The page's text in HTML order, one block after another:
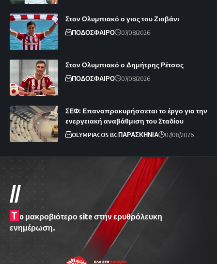
Στον Ολυμπιακό ο γιος του Ζιοβάνι
ΠΟΔΟΣΦΑΙΡΟ 07/08/2026
Στον Ολυμπιακό ο Δημήτρης Ρέτσος
ΠΟΔΟΣΦΑΙΡΟ 07/08/2026
ΣΕΦ: Επαναπροκυρήσσεται το έργο για την
ενεργειακή αναβάθμιση του Σταδίου
OLYMPIACOS BCΠΑΡΑΣΚΗΝΙΑ 07/08/2026
//
T o μακροβιότερο site στην ερυθρόλευκη
ενημέρωση.